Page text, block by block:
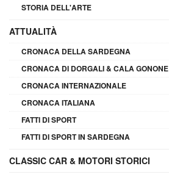
STORIA DELL'ARTE
ATTUALITÀ
CRONACA DELLA SARDEGNA
CRONACA DI DORGALI & CALA GONONE
CRONACA INTERNAZIONALE
CRONACA ITALIANA
FATTI DI SPORT
FATTI DI SPORT IN SARDEGNA
CLASSIC CAR & MOTORI STORICI